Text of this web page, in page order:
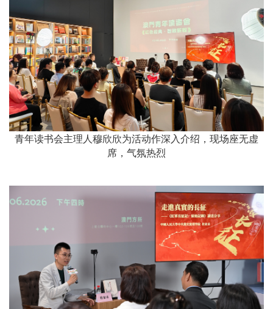
青年读书会主理人穆欣欣为活动作深入介绍，现场座无虚
席，气氛热烈